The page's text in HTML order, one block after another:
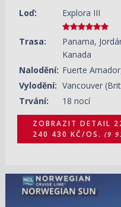
Loď: Explora III
Trasa:
Panama,
Kanada
Nalodění: Fuerte
Vylodění: Vancouver
Trvání:
18 nocí
ZOBRAZIT DETAIL
240 430 KČ/OS. (9
05.09.2027 –